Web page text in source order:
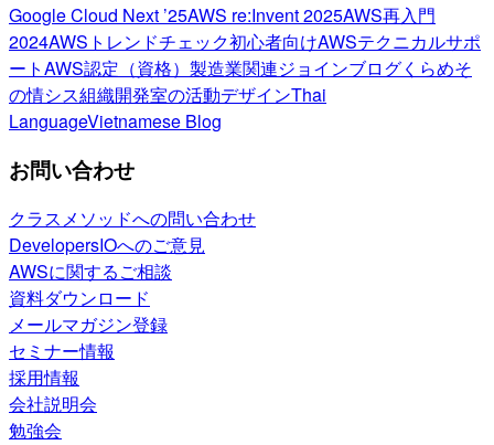
Google Cloud Next ’25AWS re:Invent 2025AWS再入門
2024AWSトレンドチェック初心者向けAWSテクニカルサポ
ートAWS認定（資格） 製造業関連ジョインブログくらめそ
の情シス組織開発室の活動デザインThai
LanguageVietnamese Blog
お問い合わせ
クラスメソッドへの問い合わせ
DevelopersIOへのご意見
AWSに関するご相談
資料ダウンロード
メールマガジン登録
セミナー情報
採用情報
会社説明会
勉強会